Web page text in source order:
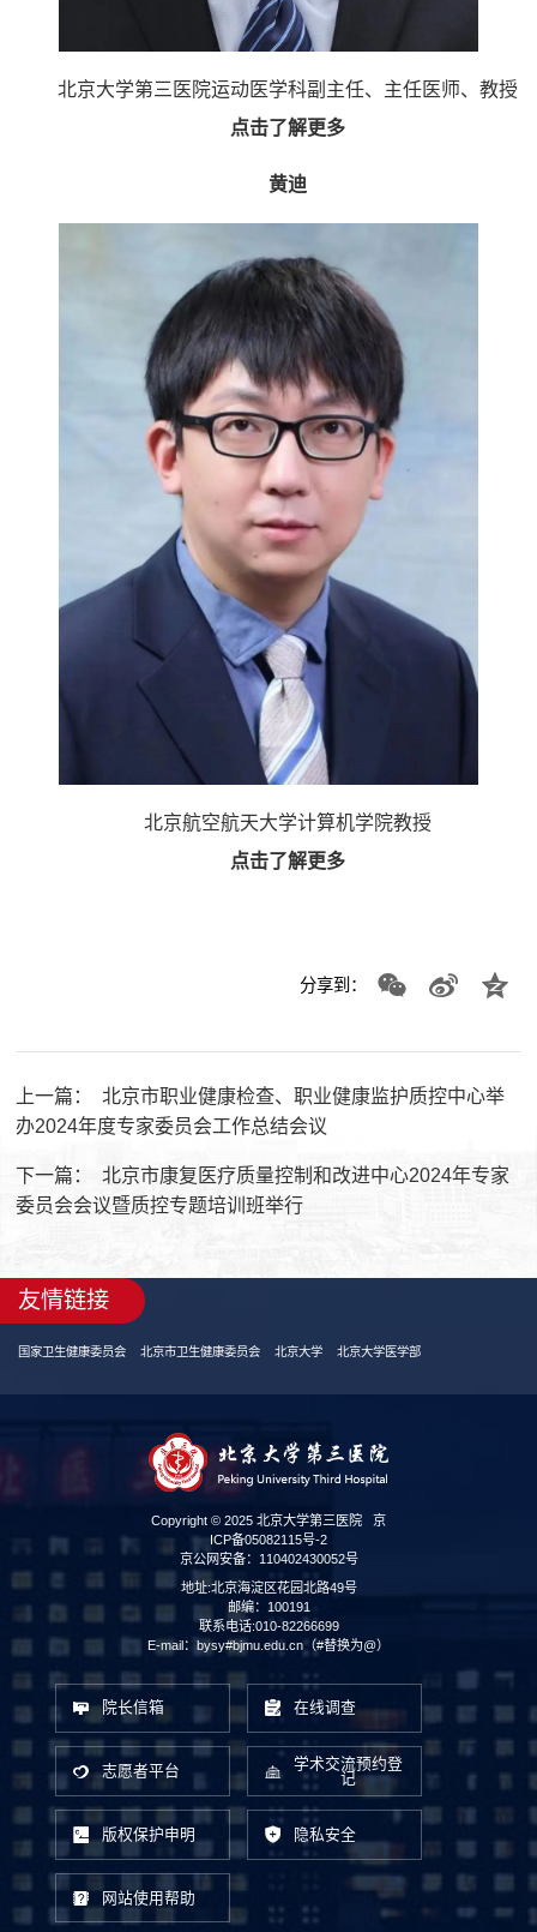
北京大学第三医院运动医学科副主任、 主任医师、教授
点击了解更多
黄迪
北京航空航天大学计算机学院教授
点击了解更多
分享到：
上一篇：
北京市职业健康检查、职业健康监护质控中心举
办2024年度专家委员会工作总结会议
下一篇：
北京市康复医疗质量控制和改进中心2024年专家
委员会会议暨质控专题培训班举行
友情链接
国家卫生健康委员会 北京市卫生健康委员会 北京大学 北京大学医学部
Copyright © 2025 北京大学第三医院 京
ICP备05082115号-2
京公网安备：110402430052号
地址:北京海淀区花园北路49号
邮编：100191
联系电话:010-82266699
E-mail：bysy#bjmu.edu.cn（#替换为@）
院长信箱 在线调查
志愿者平台
学术交流预约登
记
版权保护申明 隐私安全
网站使用帮助